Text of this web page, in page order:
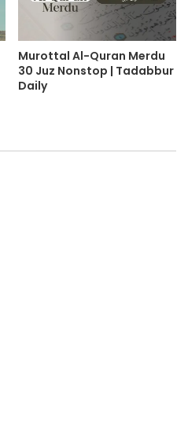
Murottal Al-Quran Merdu
30 Juz Nonstop | Tadabbur
Daily